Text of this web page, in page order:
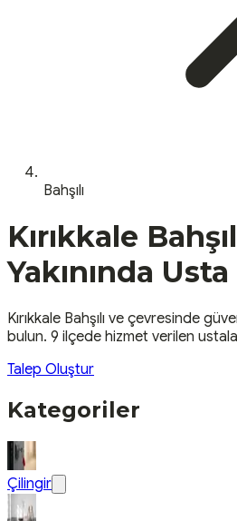
Bahşılı
Kırıkkale
Yakınında
Kırıkkale Bahşılı ve çevresinde
bulun. 9 ilçede hizmet verilen
Talep Oluştur
Kategoriler
Çilingir